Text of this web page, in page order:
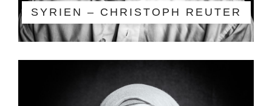
SYRIEN – CHRISTOPH REUTER